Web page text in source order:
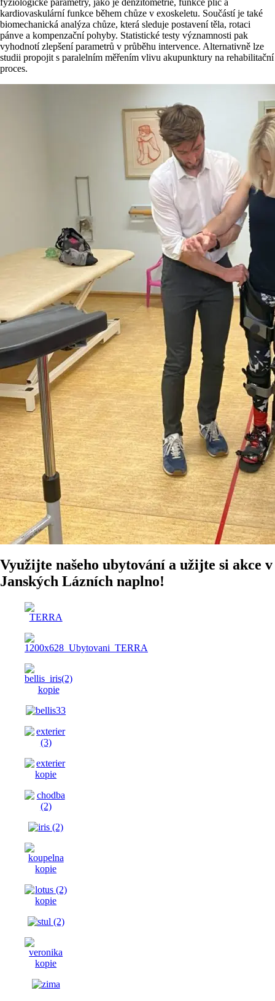
kardiovaskulární funkce během chůze v exoskeletu. Součástí je také
biomechanická analýza chůze, která sleduje postavení těla, rotaci
pánve a kompenzační pohyby. Statistické testy významnosti pak
vyhodnotí zlepšení parametrů v průběhu intervence. Alternativně lze
studii propojit s paralelním měřením vlivu akupunktury na rehabilitační
proces.
Využijte našeho ubytování a užijte si akce v
Janských Lázních naplno!